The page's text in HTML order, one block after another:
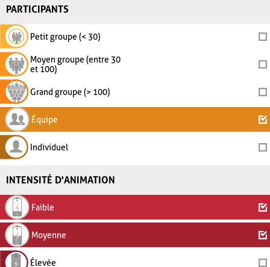
PARTICIPANTS
Petit groupe (< 30)
Moyen groupe (entre 30
et 100)
Grand groupe (> 100)
Équipe
Individuel
INTENSITÉ D'ANIMATION
Faible
Moyenne
Élevée